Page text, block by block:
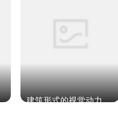
建筑形式的视觉动力